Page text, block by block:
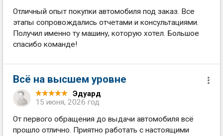
Отличный опыт покупки автомобиля под заказ. Все
этапы сопровождались отчетами и консультациями.
Получил именно ту машину, которую хотел. Большое
спасибо команде!
Всё на высшем уровне
Эдуард
15 июня, 2026 год
От первого обращения до выдачи автомобиля всё
прошло отлично. Приятно работать с настоящими